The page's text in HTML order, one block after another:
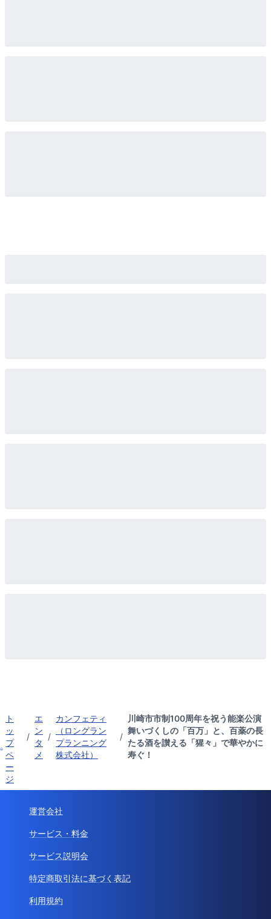
ト
ッ
プ
ペ
ー
ジ
/
エ
ン
タ
メ
/
カンフェティ
（ロングラン
プランニング
株式会社）
/
川崎市市制100周年を祝う能楽公演
舞いづくしの「百万」と、百薬の長
たる酒を讃える「猩々」で華やかに
寿ぐ！
運営会社
サービス・料金
サービス説明会
特定商取引法に基づく表記
利用規約